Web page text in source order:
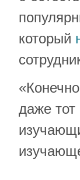
который
даже тот